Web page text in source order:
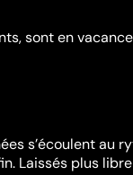
sont en
s’écoulent au
Laissés plus